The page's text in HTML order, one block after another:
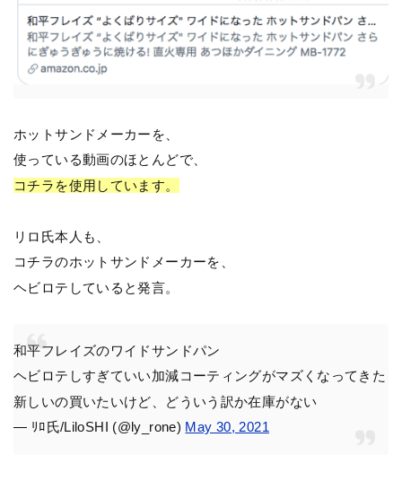
ホットサンドメーカーを、
使っている動画のほとんどで、
コチラを使用しています。
リロ氏本人も、
コチラのホットサンドメーカーを、
ヘビロテしていると発言。
和平フレイズのワイドサンドパン
ヘビロテしすぎていい加減コーティングがマズくなってきた
新しいの買いたいけど、どういう訳か在庫がない
— ﾘﾛ氏/LiloSHI (@ly_rone) May 30, 2021